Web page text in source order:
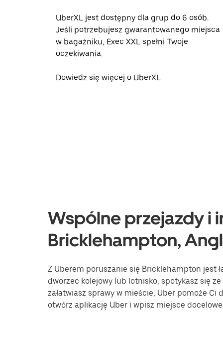
UberXL jest dostępny dla grup do 6 osób.
Jeśli potrzebujesz gwarantowanego miejsca
w bagażniku, Exec XXL spełni Twoje
oczekiwania.
Dowiedz się więcej o UberXL
Wspólne przejazdy i
Bricklehampton,
Z Uberem poruszanie się Bricklehampton jest
dworzec kolejowy lub lotnisko, spotykasz się
załatwiasz sprawy w mieście, Uber pomoże
otwórz aplikację Uber i wpisz miejsce